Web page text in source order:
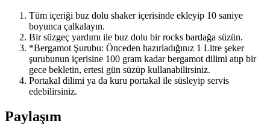
Tüm içeriği buz dolu shaker içerisinde ekleyip 10 saniye
boyunca çalkalayın.
Bir süzgeç yardımı ile buz dolu bir rocks bardağa süzün.
*Bergamot Şurubu: Önceden hazırladığınız 1 Litre şeker
şurubunun içerisine 100 gram kadar bergamot dilimi atıp bir
gece bekletin, ertesi gün süzüp kullanabilirsiniz.
Portakal dilimi ya da kuru portakal ile süsleyip servis
edebilirsiniz.
Paylaşım